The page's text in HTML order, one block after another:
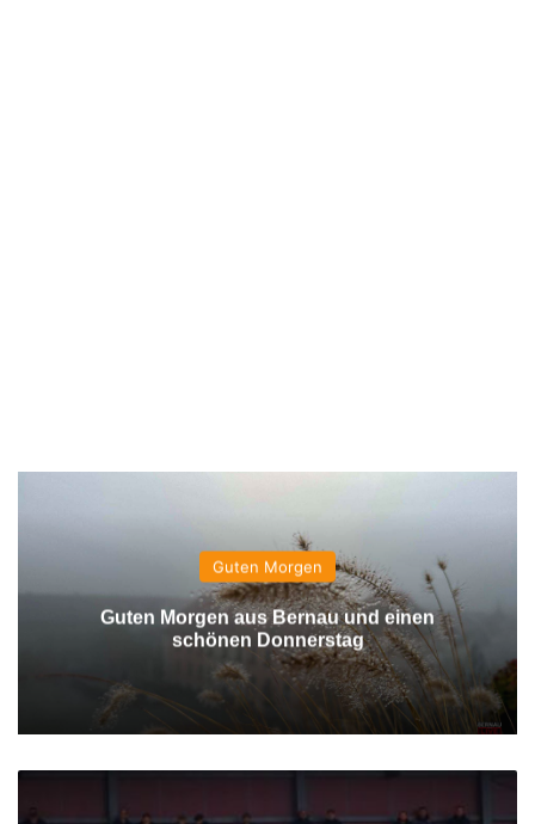
Guten Morgen
Guten Morgen aus Bernau und einen
schönen Donnerstag